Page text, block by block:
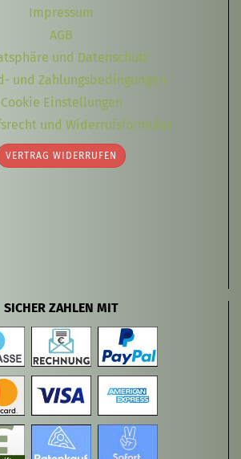
Impressum
AGB
und Datenschutz
und Zahlungsbedingungen
Cookie Einstellungen
und Widerrufsformular
VERTRAG WIDERRUFEN
SICHER ZAHLEN MIT